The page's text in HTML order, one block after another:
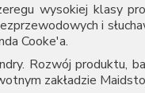
wysokiej klasy
i
Cooke'a.
Rozwój produktu,
zakładzie